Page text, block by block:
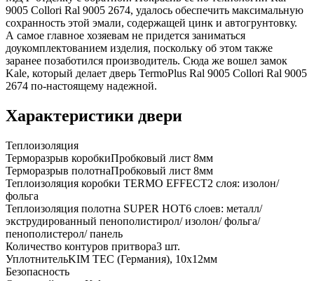
9005 Collori Ral 9005 2674, удалось обеспечить максимальную
сохранность этой эмали, содержащей цинк и автогрунтовку.
А самое главное хозяевам не придется заниматься
доукомплектованием изделия, поскольку об этом также
заранее позаботился производитель. Сюда же вошел замок
Kale, который делает дверь TermoPlus Ral 9005 Collori Ral 9005
2674 по-настоящему надежной.
Характеристики двери
Теплоизоляция
Терморазрыв коробкиПробковый лист 8мм
Терморазрыв полотнаПробковый лист 8мм
Теплоизоляция коробки TERMO EFFECT2 слоя: изолон/
фольга
Теплоизоляция полотна SUPER НОТ6 слоев: металл/
экструдированный пенополистирол/ изолон/ фольга/
пенополистерол/ панель
Количество контуров притвора3 шт.
УплотнительKIM ТЕС (Германия), 10x12мм
Безопасность